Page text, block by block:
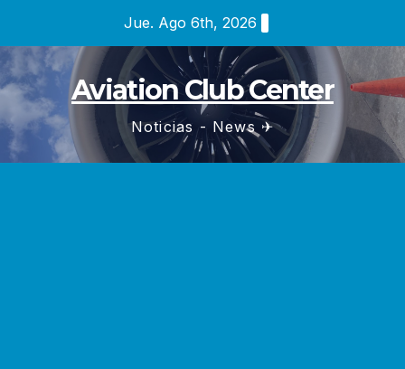
contenido
Jue. Ago 6th, 2026
Aviation Club Center
Noticias - News ✈